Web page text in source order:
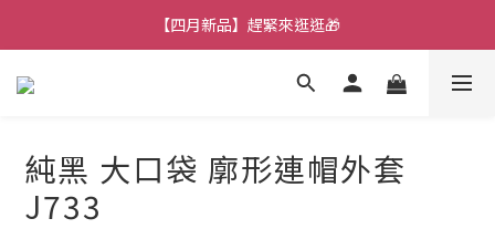
【七月新品】上架了!! 限時折扣優惠😍
【四月新品】趕緊來逛逛🎁
★加入官方LINE～好康攏底家🥰★
純黑 大口袋 廓形連帽外套
J733